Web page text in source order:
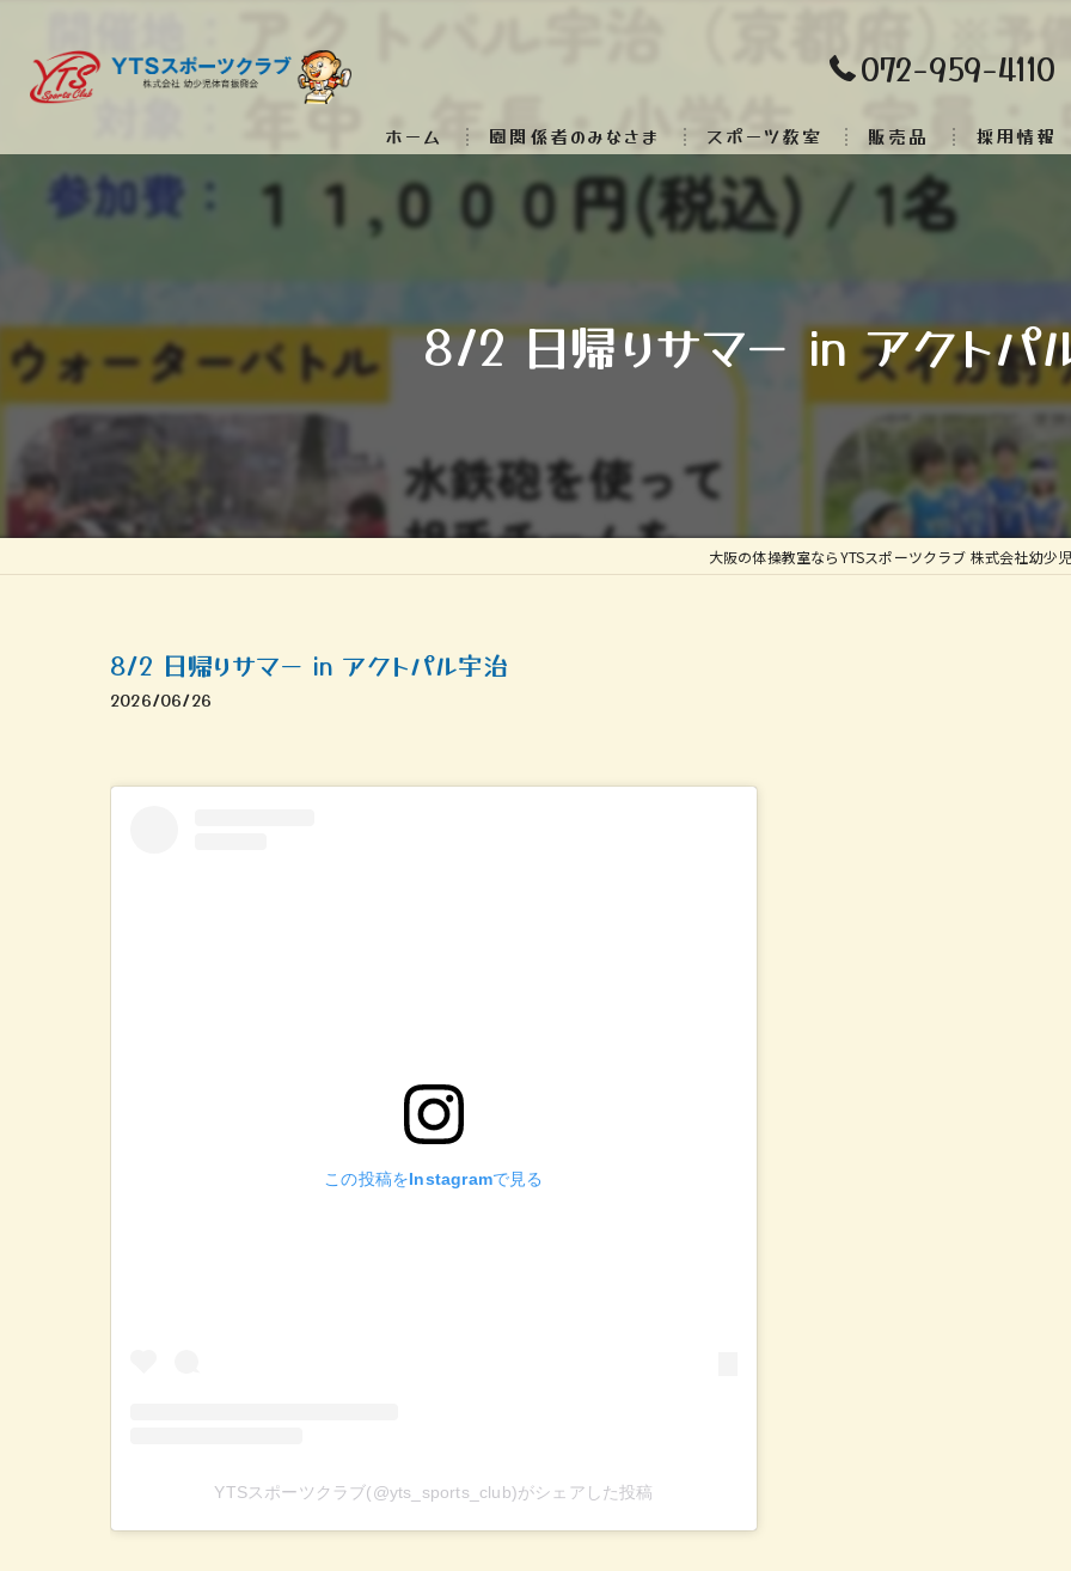
072-959-4110
ホーム 園関係者のみなさま スポーツ教室 販売品 採用情報
8/2 日帰りサマー in アクトパ
大阪の体操教室ならYTSスポーツクラブ 株式会社幼少
8/2 日帰りサマー in アクトパル宇治
2026/06/26
この投稿をInstagramで見る
YTSスポーツクラブ(@yts_sports_club)がシェアした投稿